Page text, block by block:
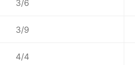
3/6
3/9
4/4